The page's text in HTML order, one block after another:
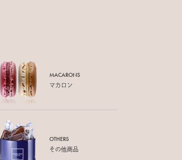
MACARONS
マカロン
OTHERS
その他商品